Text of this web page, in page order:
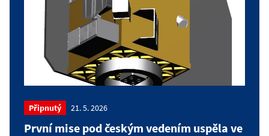
Připnutý 21. 5. 2026
První mise pod českým vedením uspěla ve